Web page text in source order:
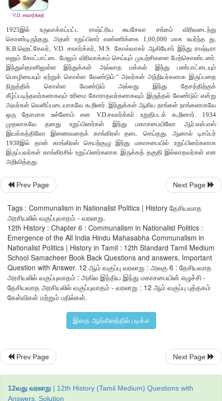
ஏற்பட்டிருந்த விரிசலைச் சுருக்குவதற்கான
மேற்கொண்டிருந்தார். அவர் இந்து-முஸ்லிம்
சரோஜினியால் புகழாரம் சூட்டப்பெற்றவராவார். ஆனால்
கூடிய அனைத்துக் கட்சிக் கூட்டத்தில், இந்து மகாசபையின்
திருத்தங்கள் அனைத்தையும் ஒப்புக்கொள்ள மறுத்து,
அனைத்தையும் அழித்தபோது ஜின்னா, தான் கைவிடப்பட்டதாக
இதன் பின்னர் பெரும்பான்மையான முஸ்லீம் தலைவர்கள்
சலுகைகளைப் பெறுவதைவிட ஆங்கிலேயஅரசாங்கத்தை
சிறந்தது என உறுதியாக நம்பினர்.
பிரிவினைவாத தேசியத்தின் வளர்ச்சி குறித்த தனது மன
பின்வருமாறு வெளிப்படுத்தினார்: தனிமனிதர்களின்
பல மதங்கள் உள்ளன." ஆனால் தேசியத்தின்
விழிப்புணர்வுள்ளவர்கள் மற்றவர்களின் மதங்களில்
இந்தியாவிலுள்ள அனைவரும் இந்துக்களாக மட்டுமே
இந்துக்கள் நம்பினால் அவர்கள் கனவுலகில் வாழ்கிறார்கள்
தங்கள் நாட்டை உருவாக்கிய இந்துக்கள், சீக்கியர்கள்,
கிறித்துவர்கள் ஆகிய அனைவரும் நாட்டின் சக
நலன்களுக்காக அவர்கள் ஒற்றுமையுடன் வாழ்ந்தாக
எந்தவொரு பகுதியிலும் ஒரு நாட்டுரிமையும் ஒரு மதமும் ஒரே
வார்த்தைகளாக இல்லை. இந்தியாவில் அவ்வாறு எப்போதுமே
ஈ) வகுப்புவாதத் தீர்வும் அதன் பின் விளைவுகளும்
பிரிவினைவாதத்தை ஊக்குவிப்பதில் ஆங்கில அரசு
Prev Page Next Page
Tags : Communalism in Nationalist Politics | History தேசியவாத
அரசியலில் வகுப்புவாதம் - வரலாறு.
12th History : Chapter 6 : Communalism in Nationalist Politics :
Emergence of the All India Hindu Mahasabha Communalism in
Nationalist Politics | History in Tamil : 12th Standard Tamil Medium
School Samacheer Book Back Questions and answers, Important
Question with Answer. 12 ஆம் வகுப்பு வரலாறு : அலகு 6 : தேசியவாத
அரசியலில் வகுப்புவாதம் : அகில இந்திய இந்து மகாசபையின் எழுச்சி -
தேசியவாத அரசியலில் வகுப்புவாதம் - வரலாறு : 12 ஆம் வகுப்பு புத்தகம்
கேள்விகள் மற்றும் பதில்கள்.
இதை ஆங்கிலத்தில் படிக்க
Prev Page Next Page
12வது வரலாறு | 12th History (Tamil Medium) Questions with
Answers, Solution